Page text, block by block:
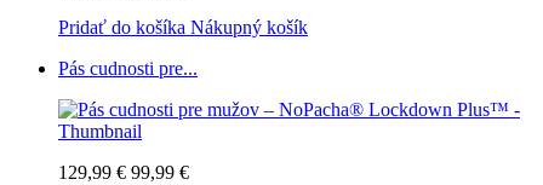
Pridať do košíka Nákupný košík
Pás cudnosti pre...
129,99 € 99,99 €